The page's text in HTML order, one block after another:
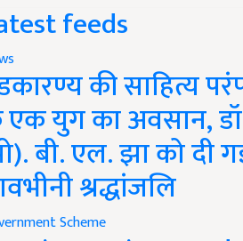
feeds
की साहित्य
युग का अवसान, डॉ
बी. एल. झा को दी
श्रद्धांजलि
Scheme